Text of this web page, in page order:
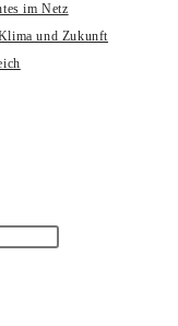
im Netz
und Zukunft